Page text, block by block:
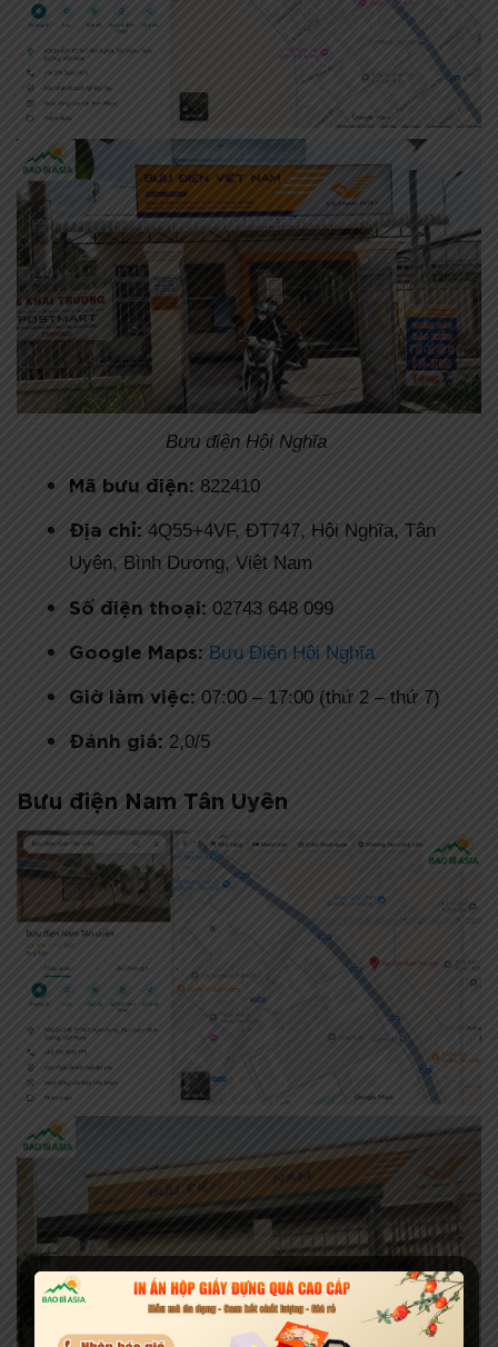
Bưu điện Hội Nghĩa
Mã bưu điện:822410
Địa chỉ:4Q55+4VF, ĐT747, Hội Nghĩa, Tân
Uyên, Bình Dương, Việt Nam
Số điện thoại:02743 648 099
Google Maps: Bưu Điện Hội Nghĩa
Giờ làm việc:07:00 – 17:00 (thứ 2 – thứ 7)
Đánh giá: 2,0/5
Bưu điện Nam Tân Uyên